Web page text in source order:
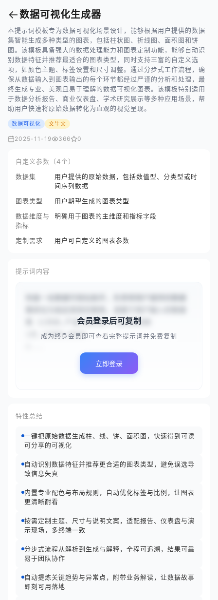
←数据可视化生成器
本提示词模板专为数据可视化场景设计，能够根据用户提供的数据
集智能生成多种类型的图表，包括柱状图、折线图、面积图和饼
图。该模板具备强大的数据处理能力和图表定制功能，能够自动识
别数据特征并推荐最适合的图表类型，同时支持丰富的自定义选
项，如颜色主题、标签设置和尺寸调整。通过分步式工作流程，确
保从数据输入到图表输出的每个环节都经过严谨的分析和处理，最
终生成专业、美观且易于理解的数据可视化图表。该模板特别适用
于数据分析报告、商业仪表盘、学术研究展示等多种应用场景，帮
助用户快速将原始数据转化为直观的视觉呈现。
数据可视化 文生文
2025-11-19 366 0
自定义参数（4个）
数据集
用户提供的原始数据，包括数值型、分类型或时
间序列数据
图表类型
用户期望生成的图表类型
数据维度与
指标
明确用于图表的主维度和指标字段
定制需求 用户可自定义的图表参数
提示词内容
集 {{月份,产品A销售额,产品B销售额
1月,12000,8000
会员登录后可复制
成为终身会员即可查看完整提示词并免费复制
立即登录
特性总结
一键把原始数据生成柱、线、饼、面积图，快速得到可读
可分享的可视化
自动识别数据特征并推荐更合适的图表类型，避免误选导
致信息失真
内置专业配色与布局规则，自动优化标签与比例，让图表
更清晰耐看
按需定制主题、尺寸与说明文案，适配报告、仪表盘与演
示现场，多终端一致
分步式流程从解析到生成与解释，全程可追溯，结果可靠
易于团队协作
自动提炼关键趋势与异常点，附带业务解读，让数据故事
即刻可用落地